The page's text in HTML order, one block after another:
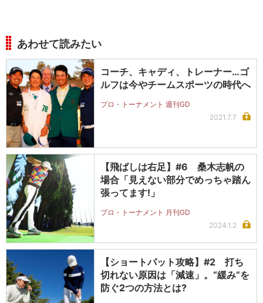
あわせて読みたい
コーチ、キャディ、トレーナー…ゴ
ルフは今やチームスポーツの時代へ
プロ・トーナメント 週刊GD
2021.7.7
【飛ばしは右足】#6 桑木志帆の
場合「見えない部分でめっちゃ踏ん
張ってます!」
プロ・トーナメント 月刊GD
2024.1.2
【ショートパット攻略】#2 打ち
切れない原因は「減速」。“緩み”を
防ぐ2つの方法とは?